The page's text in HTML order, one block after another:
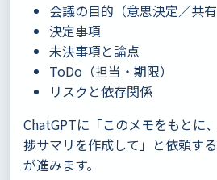
会議の目的（意思決定／共有
決定事項
未決事項と論点
ToDo（担当・期限）
リスクと依存関係
ChatGPTに「このメモをもとに
捗サマリを作成して」と依頼す
が進みます。